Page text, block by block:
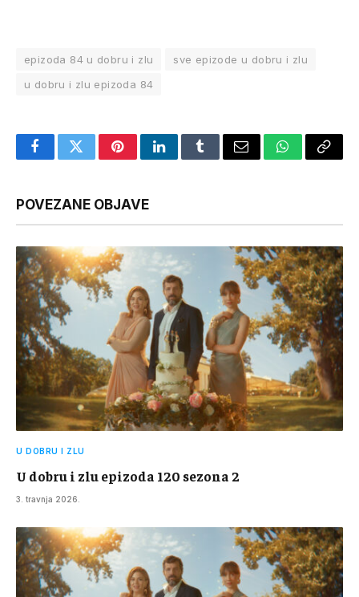
epizoda 84 u dobru i zlu
sve epizode u dobru i zlu
u dobru i zlu epizoda 84
FacebookTwitterPinterestLinkedInTumblrEmail WhatsApp
Copy
POVEZANE OBJAVE
U DOBRU I ZLU
U dobru i zlu epizoda 120 sezona 2
3. travnja 2026.